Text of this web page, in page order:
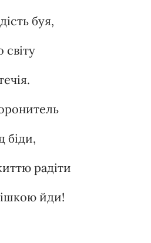
буя,
світу
біди,
радіти
йди!